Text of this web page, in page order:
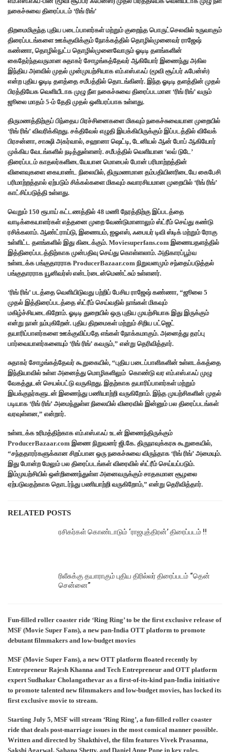
நகைச்சுவை திரைப்படம் ‘ரிங் ரிங்’
திறமைமிகுந்த புதிய படைப்பாளர்கள் மற்றும் குறைந்த பொருட்செலவில் உருவாகும்
திரைப்படங்களை ஊக்குவிக்கும் நோக்கத்தில் தொழில்முனைவர் ராஜேஷ்
கண்ணா, தொழில்நுட்ப தொழில்முனைவோரும் ஓடிடி தளங்களின்
கைதேர்ந்தவருமான சுதாகர் சோழங்கத்தேவர் ஆகியோர் இணைந்து அகில
இந்திய அளவில் முதல் முன்முயற்சியாக எம்.எஸ்.எஃப் (மூவி சூப்பர் ஃபேன்ஸ்)
என்ற புதிய ஓடிடி தளத்தை சமீபத்தில் தொடங்கினர். இந்த ஓடிடி தளத்தின் முதல்
பிரத்தியேக வெளியீடாக முழு நீள நகைச்சுவை திரைப்படமான ‘ரிங் ரிங்’ வரும்
ஜூலை மாதம் 5-ம் தேதி முதல் ஒளிபரப்பாக உள்ளது.
திருமணத்திற்குப் பிந்தைய பிரச்சினைகளை மிகவும் நகைச்சுவையான முறையில்
‘ரிங் ரிங்’ விவரிக்கிறது. சக்திவேல் எழுதி இயக்கியிருக்கும் இப்படத்தில் விவேக்
பிரசன்னா, சாக்ஷி அகர்வால், சஹானா ஷெட்டி, டேனியல் ஆன் போப் ஆகியோர்
முக்கிய வேடங்களில் நடித்துள்ளனர். சமீபத்தில் வெளியான ‘லவ் டுடே’
திரைப்படம் காதலர்களிடையேயான மொபைல் போன் பரிமாற்றத்தின்
விளைவுகளை கையாண்ட நிலையில், திருமணமான தம்பதியினரிடையே கைபேசி
பரிமாற்றத்தால் ஏற்படும் சிக்கல்களை மிகவும் சுவாரசியமான முறையில் ‘ரிங் ரிங்’
காட்சிப்படுத்தி உள்ளது.
வெறும் 150 ரூபாய் கட்டணத்தில் 48 மணி நேரத்திற்கு இப்படத்தை
வாடிக்கையாளர்கள் எத்தனை முறை வேண்டுமானாலும் ஸ்ட்ரீம் செய்து கண்டு
ரசிக்கலாம். ஆண்ட்ராய்டு, இணையம், ஐஓஎஸ், ஃபையர் டிவி ஸ்டிக் மற்றும் ரோகு
உள்ளிட்ட தளங்களில் இது கிடைக்கும். Moviesuperfans.com இணையதளத்தில்
இத்திரைப்படத்திற்காக முன்பதிவு செய்து கொள்ளலாம். அதிகாரப்பூர்வ
உள்ளடக்க பங்குதாரராக ProducerBazaar.com நிறுவனமும் சந்தைப்படுத்தல்
பங்குதாரராக யூனிவர்ஸ் என்டர்டைன்மெண்ட்சும் உள்ளனர்.
‘ரிங் ரிங்’ படத்தை வெளியிடுவது பற்றிப் பேசிய ராஜேஷ் கண்ணா, “ஜூலை 5
முதல் இத்திரைப்படத்தை ஸ்ட்ரீம் செய்வதில் நாங்கள் மிகவும்
மகிழ்ச்சியடைகிறோம். ஓடிடி துறையில் ஒரு புதிய முயற்சியாக இது இருக்கும்
என்று நான் நம்புகிறேன். புதிய திறமைகள் மற்றும் சிறிய பட்ஜெட்
தயாரிப்பாளர்களை ஊக்குவிப்பதே எங்கள் நோக்கமாகும். அனைத்து தரப்பு
பார்வையாளர்களையும் ‘ரிங் ரிங்’ கவரும்,” என்று தெரிவித்தார்.
சுதாகர் சோழங்கத்தேவர் கூறுகையில், “புதிய படைப்பாளிகளின் உள்ளடக்கத்தை
இந்தியாவில் உள்ள அனைத்து மொழிகளிலும் கொண்டு வர எம்.எஸ்.எஃப் முழு
வேகத்துடன் செயல்பட்டு வருகிறது. இதற்காக தயாரிப்பாளர்கள் மற்றும்
இயக்குநர்களுடன் இணைந்து பணியாற்றி வருகிறோம். இந்த முயற்சிகளின் முதல்
படியாக ‘ரிங் ரிங்’ அமைந்துள்ள நிலையில் விரைவில் இன்னும் பல திரைப்படங்கள்
வரவுள்ளன,” என்றார்.
உள்ளடக்க உரிமத்திற்காக எம்.எஸ்.எஃப் உடன் இணைந்திருக்கும்
ProducerBazaar.com இணை நிறுவனர் ஜி.கே. திருநாவுக்கரசு கூறுகையில்,
“சந்ததாரர்களுக்கான சிறப்பான ஒரு நகைச்சுவை விருந்தாக ‘ரிங் ரிங்’ அமையும்.
இது போன்ற மேலும் பல திரைப்படங்கள் விரைவில் ஸ்ட்ரீம் செய்யப்படும்.
இம்முயற்சியில் ஒன்றிணைந்துள்ள அனைவருக்கும் சாதகமான சூழலை
ஏற்படுவதற்காக தொடர்ந்து பணியாற்றி வருகிறோம்,” என்று தெரிவித்தார்.
RELATED POSTS
ரசிகர்கள் கொண்டாடும் ‘ராஜபுத்திரன்’ திரைப்படம் !!
ரிலீசுக்கு தயாராகும் புதிய திரில்லர் திரைப்படம் “தென்
சென்னை”
Fun-filled roller coaster ride ‘Ring Ring’ to be the first exclusive release of
MSF (Movie Super Fans), a new pan-India OTT platform to promote
debutant filmmakers and low-budget movies
MSF (Movie Super Fans), a new OTT platform floated recently by
Entrepreneur Rajesh Khanna and Tech Entrepreneur and OTT platform
expert Sudhakar Cholangathevar as a first-of-its-kind pan-India initiative
to promote talented new filmmakers and low-budget movies, has locked its
first exclusive movie to stream.
Starting July 5, MSF will stream ‘Ring Ring’, a fun-filled roller coaster
ride that deals post-marriage issues in the most comical manner possible.
Written and directed by Shakthivel, the film features Vivek Prasanna,
Sakshi Agarwal, Sahana Shetty, and Daniel Anne Pope in key roles.